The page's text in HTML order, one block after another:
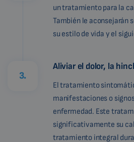
un tratamiento para la
También le aconsejarán
su estilo de vida y el
3.
Aliviar el dolor, la
El tratamiento
manifestaciones o
enfermedad. Este
significativamente su
tratamiento integral